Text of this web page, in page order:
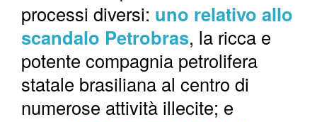
processi diversi: uno relativo allo
scandalo Petrobras, la ricca e
potente compagnia petrolifera
statale brasiliana al centro di
numerose attività illecite; e